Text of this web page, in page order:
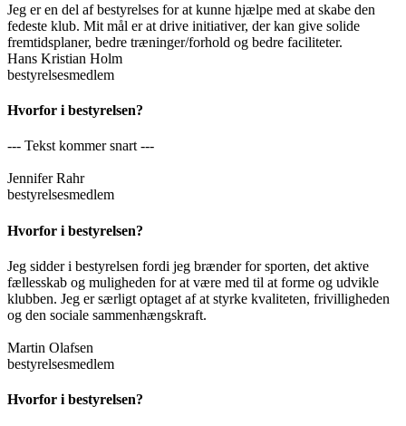
Jeg er en del af bestyrelses for at kunne hjælpe med at skabe den
fedeste klub. Mit mål er at drive initiativer, der kan give solide
fremtidsplaner, bedre træninger/forhold og bedre faciliteter.
Hans Kristian Holm
bestyrelsesmedlem
Hvorfor i bestyrelsen?
--- Tekst kommer snart ---
Jennifer Rahr
bestyrelsesmedlem
Hvorfor i bestyrelsen?
Jeg sidder i bestyrelsen fordi jeg brænder for sporten, det aktive
fællesskab og muligheden for at være med til at forme og udvikle
klubben. Jeg er særligt optaget af at styrke kvaliteten, frivilligheden
og den sociale sammenhængskraft.
Martin Olafsen
bestyrelsesmedlem
Hvorfor i bestyrelsen?